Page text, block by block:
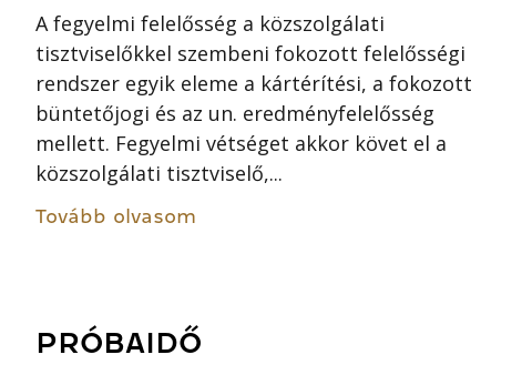
A fegyelmi felelősség a közszolgálati
tisztviselőkkel szembeni fokozott felelősségi
rendszer egyik eleme a kártérítési, a fokozott
büntetőjogi és az un. eredményfelelősség
mellett. Fegyelmi vétséget akkor követ el a
közszolgálati tisztviselő,...
Tovább olvasom
PRÓBAIDŐ